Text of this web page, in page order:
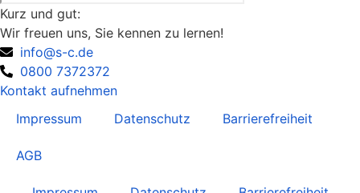
Kurz und gut:
Wir freuen uns, Sie kennen zu lernen!
info@s-c.de
0800 7372372
Kontakt aufnehmen
Impressum
Datenschutz Barrierefreiheit
AGB